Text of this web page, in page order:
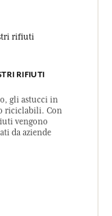
RIFIUTI
gli astucci in
riciclabili. Con
vengono
da aziende